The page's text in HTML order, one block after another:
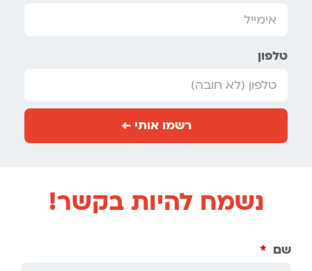
טלפון
רשמו אותי ←
נשמח להיות בקשר!
שם